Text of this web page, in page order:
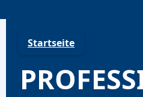
to
Startseite